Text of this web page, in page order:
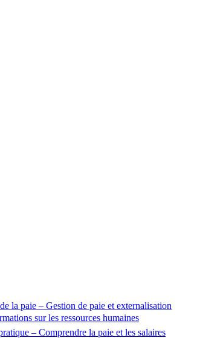
la paie – Gestion de paie et externalisation
sur les ressources humaines
– Comprendre la paie et les salaires